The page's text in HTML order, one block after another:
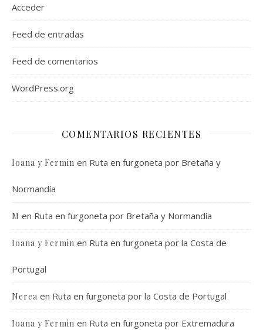
Acceder
Feed de entradas
Feed de comentarios
WordPress.org
COMENTARIOS RECIENTES
Ioana y Fermin en Ruta en furgoneta por Bretaña y
Normandía
M en Ruta en furgoneta por Bretaña y Normandía
Ioana y Fermin en Ruta en furgoneta por la Costa de
Portugal
Nerea en Ruta en furgoneta por la Costa de Portugal
Ioana y Fermin en Ruta en furgoneta por Extremadura